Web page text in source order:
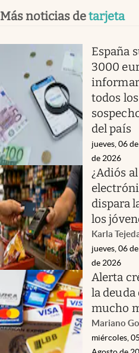
Más noticias detarjeta
España
3000
todos
del país
jueves, 06
de 2026
¿Adiós
dispara
los
Karla
jueves, 06
de 2026
Alerta
la deuda
mucho
Mariano
miércoles,